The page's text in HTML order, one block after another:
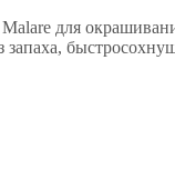
для
запаха,